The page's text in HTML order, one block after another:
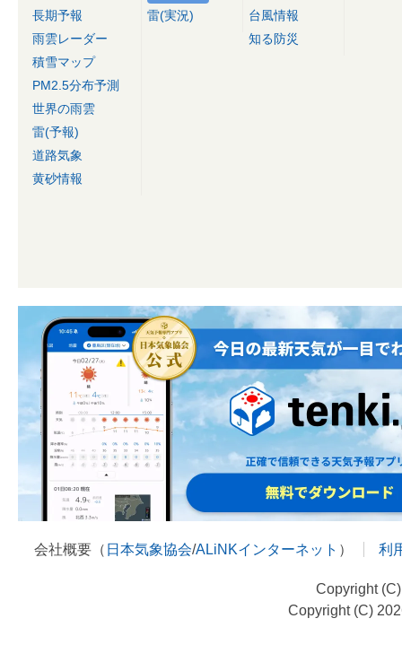
長期予報
雨雲レーダー
積雪マップ
PM2.5分布予測
世界の雨雲
雷(予報)
道路気象
黄砂情報
雷(実況)
台風情報
知る防災
会社概要（ 日本気象協会/ALiNKインターネット ） 利
Copyright
Copyright (C)